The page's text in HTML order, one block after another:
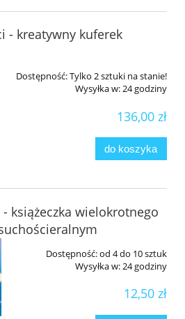
- kreatywny kuferek
Dostępność:Tylko 2 sztuki na stanie!
Wysyłka w:24 godziny
136,00 zł
do koszyka
- książeczka wielokrotnego
Dostępność:od 4 do 10 sztuk
Wysyłka w:24 godziny
12,50 zł